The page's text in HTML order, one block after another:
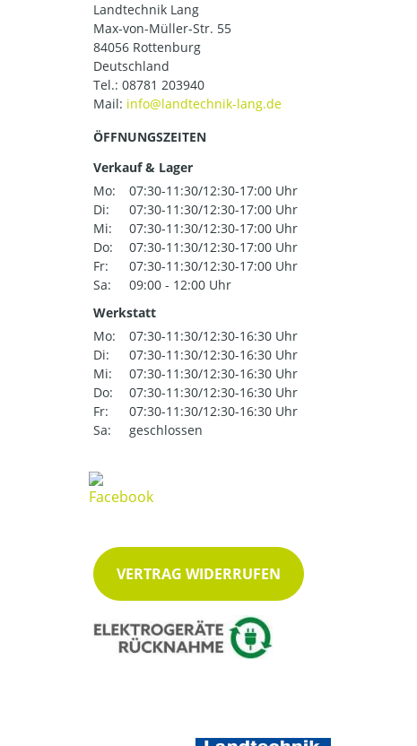
Landtechnik Lang
Max-von-Müller-Str. 55
84056 Rottenburg
Deutschland
Tel.: 08781 203940
Mail:
ÖFFNUNGSZEITEN
Verkauf & Lager
Mo:
07:30-11:30/12:30-17:00 Uhr
Di:
07:30-11:30/12:30-17:00 Uhr
Mi:
07:30-11:30/12:30-17:00 Uhr
Do:
07:30-11:30/12:30-17:00 Uhr
Fr:
07:30-11:30/12:30-17:00 Uhr
Sa:
09:00 - 12:00 Uhr
Werkstatt
Mo:
07:30-11:30/12:30-16:30 Uhr
Di:
07:30-11:30/12:30-16:30 Uhr
Mi:
07:30-11:30/12:30-16:30 Uhr
Do:
07:30-11:30/12:30-16:30 Uhr
Fr:
07:30-11:30/12:30-16:30 Uhr
Sa:
geschlossen
VERTRAG WIDERRUFEN